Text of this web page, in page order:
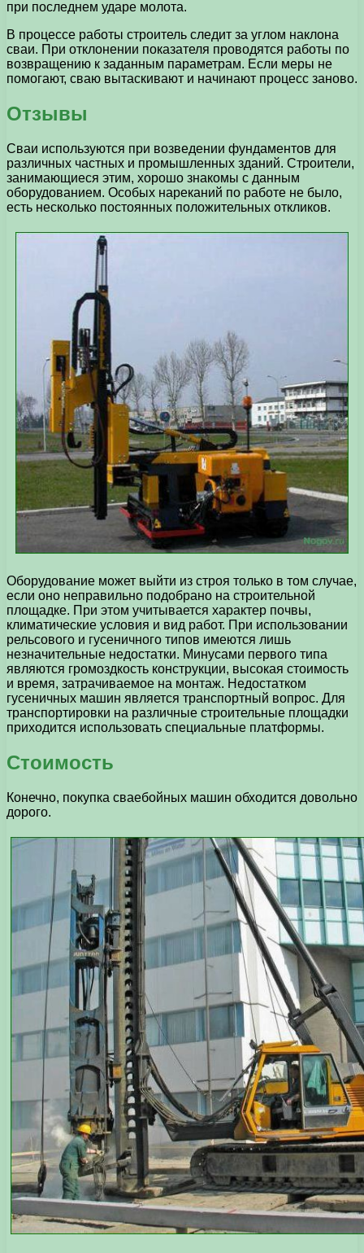
при последнем ударе молота.
В процессе работы строитель следит за углом наклона
сваи. При отклонении показателя проводятся работы по
возвращению к заданным параметрам. Если меры не
помогают, сваю вытаскивают и начинают процесс заново.
Отзывы
Сваи используются при возведении фундаментов для
различных частных и промышленных зданий. Строители,
занимающиеся этим, хорошо знакомы с данным
оборудованием. Особых нареканий по работе не было,
есть несколько постоянных положительных откликов.
Оборудование может выйти из строя только в том случае,
если оно неправильно подобрано на строительной
площадке. При этом учитывается характер почвы,
климатические условия и вид работ. При использовании
рельсового и гусеничного типов имеются лишь
незначительные недостатки. Минусами первого типа
являются громоздкость конструкции, высокая стоимость
и время, затрачиваемое на монтаж. Недостатком
гусеничных машин является транспортный вопрос. Для
транспортировки на различные строительные площадки
приходится использовать специальные платформы.
Стоимость
Конечно, покупка сваебойных машин обходится довольно
дорого.